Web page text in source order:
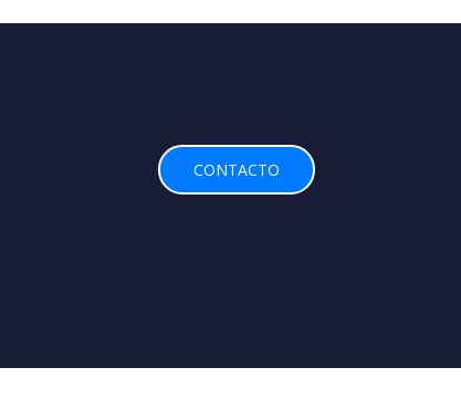
CONTACTO